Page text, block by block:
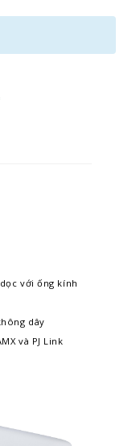
với ống kính
dây
và PJ Link